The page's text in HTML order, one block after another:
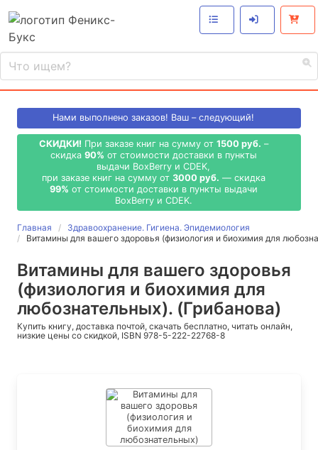
Нами выполнено заказов! Ваш – следующий!
СКИДКИ! При заказе книг на сумму от 1500 руб. –
скидка 90% от стоимости доставки в пункты
выдачи BoxBerry и CDEK,
при заказе книг на сумму от 3000 руб. — скидка
99% от стоимости доставки в пункты выдачи
BoxBerry и CDEK.
Главная
Здравоохранение. Гигиена. Эпидемиология
Витамины для вашего здоровья (физиология и биохимия для
Витамины для вашего здоровья
(физиология и биохимия для
любознательных). (Грибанова)
Купить книгу, доставка почтой, скачать бесплатно, читать онлайн,
низкие цены со скидкой, ISBN 978-5-222-22768-8